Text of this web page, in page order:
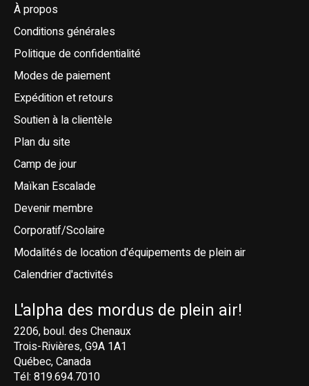
À propos
Conditions générales
Politique de confidentialité
Modes de paiement
Expédition et retours
Soutien à la clientèle
Plan du site
Camp de jour
Maïkan Escalade
Devenir membre
Corporatif/Scolaire
Modalités de location d'équipements de plein air
Calendrier d'activités
L'alpha des mordus de plein air!
2206, boul. des Chenaux
Trois-Rivières, G9A 1A1
Québec, Canada
Tél: 819.694.7010